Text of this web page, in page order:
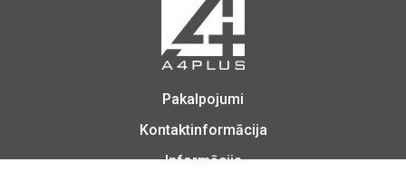
Pakalpojumi
Kontaktinformācija
Informācija